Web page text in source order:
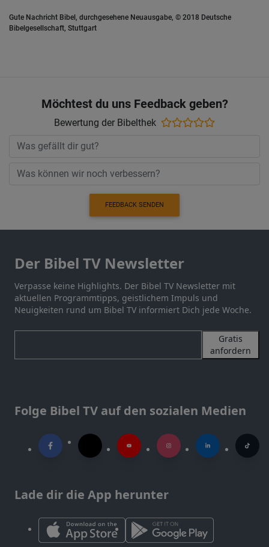
Gute Nachricht Bibel, durchgesehene Neuausgabe, © 2018 Deutsche
Bibelgesellschaft, Stuttgart
Möchtest du uns Feedback geben?
Bewertung der Bibelthek
FEEDBACK SENDEN
Der Bibel TV Newsletter
Verpasse keine Highlights. Der Bibel TV Newsletter mit
aktuellen Programmtipps, geistlichem Impuls und
Neuigkeiten rund um Bibel TV informiert Dich jede Woche.
Gratis
anfordern
Folge Bibel TV auf den sozialen Medien
Lade dir die App herunter